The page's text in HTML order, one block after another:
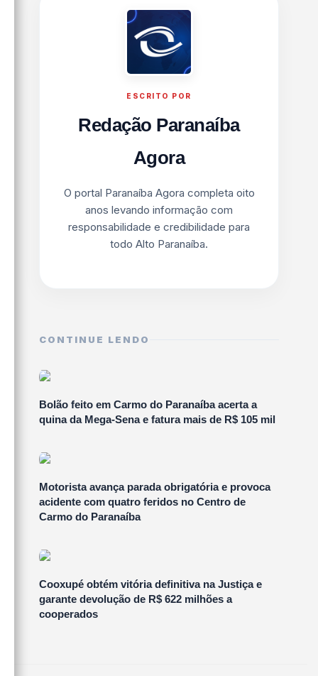
ESCRITO POR
Redação Paranaíba
Agora
O portal Paranaíba Agora completa oito
anos levando informação com
responsabilidade e credibilidade para
todo Alto Paranaíba.
CONTINUE LENDO
Bolão feito em Carmo do Paranaíba acerta a
quina da Mega-Sena e fatura mais de R$ 105 mil
Motorista avança parada obrigatória e provoca
acidente com quatro feridos no Centro de
Carmo do Paranaíba
Cooxupé obtém vitória definitiva na Justiça e
garante devolução de R$ 622 milhões a
cooperados